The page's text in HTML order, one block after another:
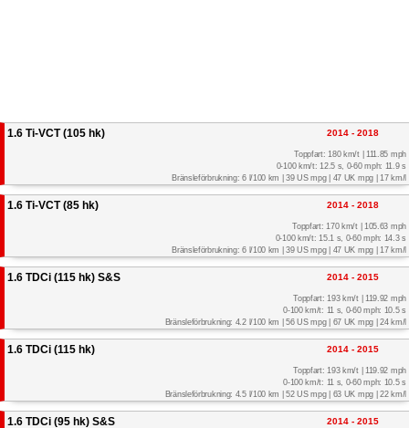
1.6 Ti-VCT (105 hk) 2014 - 2018
Toppfart: 180 km/t | 111.85 mph
0-100 km/t: 12.5 s, 0-60 mph: 11.9 s
Bränsleförbrukning: 6 l/100 km | 39 US mpg | 47 UK mpg | 17 km/l
1.6 Ti-VCT (85 hk) 2014 - 2018
Toppfart: 170 km/t | 105.63 mph
0-100 km/t: 15.1 s, 0-60 mph: 14.3 s
Bränsleförbrukning: 6 l/100 km | 39 US mpg | 47 UK mpg | 17 km/l
1.6 TDCi (115 hk) S&S 2014 - 2015
Toppfart: 193 km/t | 119.92 mph
0-100 km/t: 11 s, 0-60 mph: 10.5 s
Bränsleförbrukning: 4.2 l/100 km | 56 US mpg | 67 UK mpg | 24 km/l
1.6 TDCi (115 hk) 2014 - 2015
Toppfart: 193 km/t | 119.92 mph
0-100 km/t: 11 s, 0-60 mph: 10.5 s
Bränsleförbrukning: 4.5 l/100 km | 52 US mpg | 63 UK mpg | 22 km/l
1.6 TDCi (95 hk) S&S 2014 - 2015